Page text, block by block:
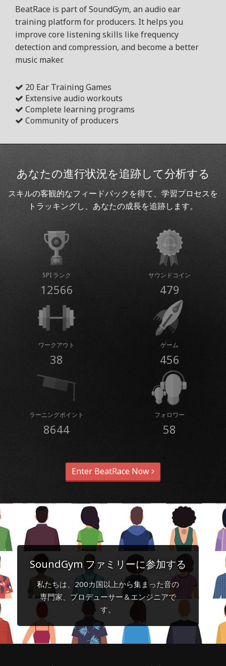
BeatRace is part of SoundGym, an audio ear
training platform for producers. It helps you
improve core listening skills like frequency
detection and compression, and become a better
music maker.
20 Ear Training Games
Extensive audio workouts
Complete learning programs
Community of producers
あなたの進行状況を追跡して分析する
スキルの客観的なフィードバックを得て、学習プロセスを
トラッキングし、あなたの成長を追跡します。
SPI ランク
12566
サウンドコイン
479
ワークアウト
38
ゲーム
456
ラーニングポイント
8644
フォロワー
58
Enter BeatRace Now
SoundGym ファミリーに参加する
私たちは、200カ国以上から集まった音の
専門家、プロデューサー＆エンジニアで
す。